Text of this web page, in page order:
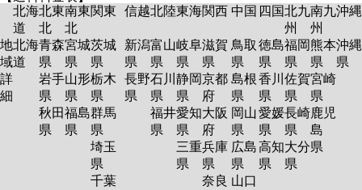
北海
道
北東
北
南東
北
関東 信越北陸東海関西 中国 四国北九
州
南九
州
沖縄
地
域
詳
細
北海
道
青森
県
岩手
県
秋田
県
宮城
県
山形
県
福島
県
茨城
県
栃木
県
群馬
県
埼玉
県
千葉
新潟
県
長野
県
富山
県
石川
県
福井
県
岐阜
県
静岡
県
愛知
県
三重
県
滋賀
県
京都
府
大阪
府
兵庫
県
奈良
鳥取
県
島根
県
岡山
県
広島
県
山口
徳島
県
香川
県
愛媛
県
高知
県
福岡
県
佐賀
県
長崎
県
大分
県
熊本
県
宮崎
県
鹿児
島
県
沖縄
県